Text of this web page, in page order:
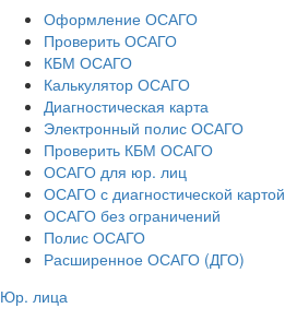
Оформление ОСАГО
Проверить ОСАГО
КБМ ОСАГО
Калькулятор ОСАГО
Диагностическая карта
Электронный полис ОСАГО
Проверить КБМ ОСАГО
ОСАГО для юр. лиц
ОСАГО с диагностической картой
ОСАГО без ограничений
Полис ОСАГО
Расширенное ОСАГО (ДГО)
Юр. лица